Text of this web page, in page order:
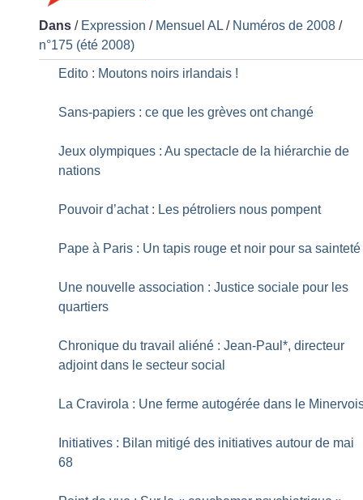
Dans / Expression / Mensuel AL / Numéros de 2008 /
n°175 (été 2008)
Edito : Moutons noirs irlandais !
Sans-papiers : ce que les grèves ont changé
Jeux olympiques : Au spectacle de la hiérarchie de
nations
Pouvoir d’achat : Les pétroliers nous pompent
Pape à Paris : Un tapis rouge et noir pour sa sainteté
Une nouvelle association : Justice sociale pour les
quartiers
Chronique du travail aliéné : Jean-Paul*, directeur
adjoint dans le secteur social
La Cravirola : Une ferme autogérée dans le
Initiatives : Bilan mitigé des initiatives autour de mai
68